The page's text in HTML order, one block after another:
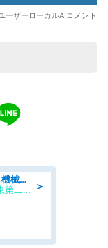
＞
建築用製品の仕込み・充填・検査・機械操作/寮完備/日払い/工場・製造
UTエージェント株式会社AGT南関東第二CU